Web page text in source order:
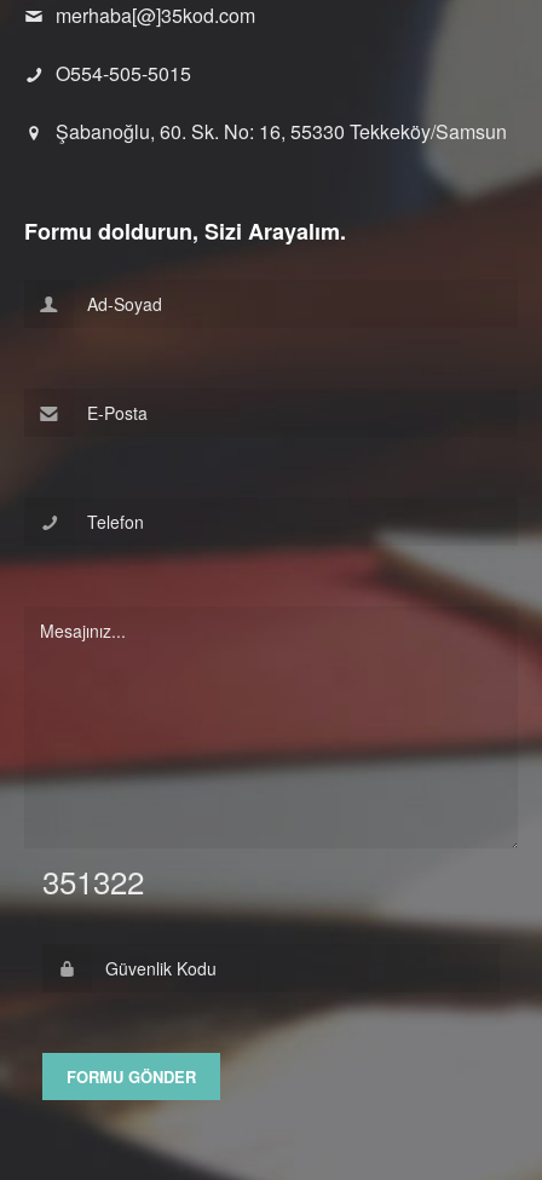
merhaba[@]35kod.com
O554-505-5015
Şabanoğlu, 60. Sk. No: 16, 55330 Tekkeköy/Samsun
Formu doldurun, Sizi Arayalım.
351322